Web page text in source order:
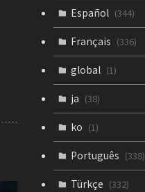
Español (344)
Français (336)
global (1)
ja (38)
ko (1)
Português (338)
Türkçe (332)